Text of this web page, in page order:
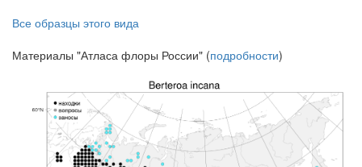
Все образцы этого вида
Материалы "Атласа флоры России" (подробности)